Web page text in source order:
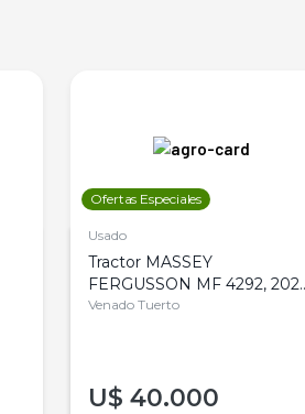
Ofertas Especiales
Usado
Tractor MASSEY
FERGUSSON MF 4292,
4WD, PATON
Venado Tuerto
U$ 40.000